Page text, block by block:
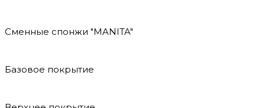
Сменные спонжи "MANITA"
Базовое покрытие